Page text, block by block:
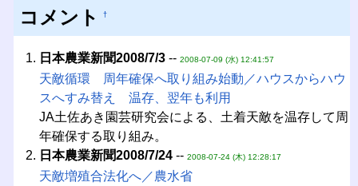
コメント †
日本農業新聞2008/7/3-- 2008-07-09 (水) 12:41:57
天敵循環 周年確保へ取り組み始動／ハウスからハウ
スへすみ替え 温存、翌年も利用
JA土佐あき園芸研究会による、土着天敵を温存して周
年確保する取り組み。
日本農業新聞2008/7/24-- 2008-07-24 (木) 12:28:17
天敵増殖合法化へ／農水省